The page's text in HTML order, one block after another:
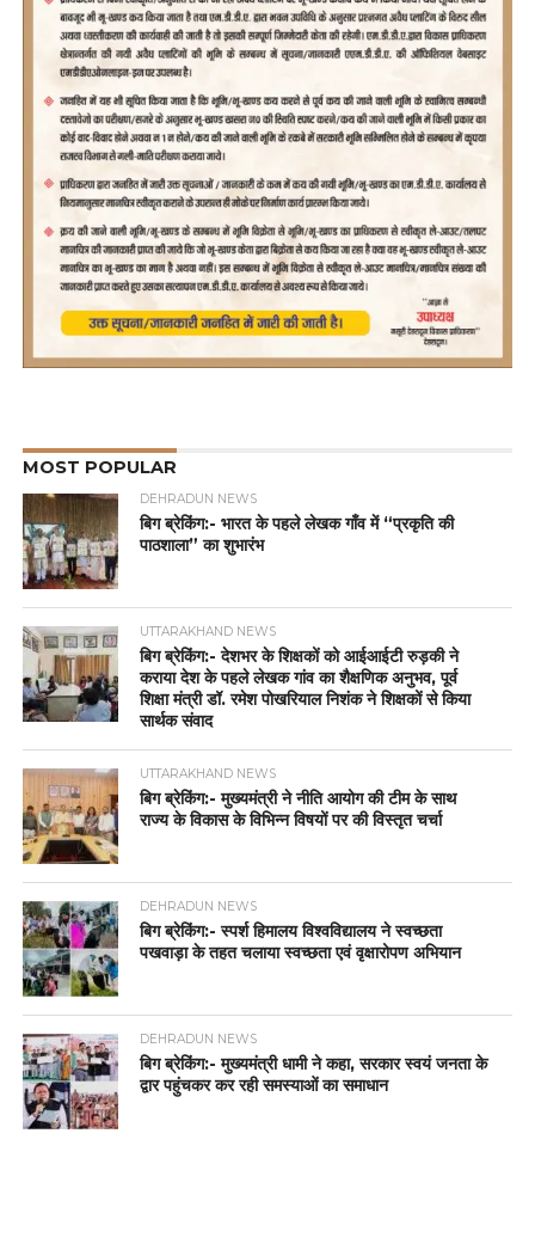
MOST POPULAR
DEHRADUN NEWS
बिग ब्रेकिंग:- भारत के पहले लेखक गाँव में “प्रकृति की
पाठशाला” का शुभारंभ
UTTARAKHAND NEWS
बिग ब्रेकिंग:- देशभर के शिक्षकों को आईआईटी रुड़की ने
कराया देश के पहले लेखक गांव का शैक्षणिक अनुभव, पूर्व
शिक्षा मंत्री डॉ. रमेश पोखरियाल निशंक ने शिक्षकों से किया
सार्थक संवाद
UTTARAKHAND NEWS
बिग ब्रेकिंग:- मुख्यमंत्री ने नीति आयोग की टीम के साथ
राज्य के विकास के विभिन्न विषयों पर की विस्तृत चर्चा
DEHRADUN NEWS
बिग ब्रेकिंग:- स्पर्श हिमालय विश्वविद्यालय ने स्वच्छता
पखवाड़ा के तहत चलाया स्वच्छता एवं वृक्षारोपण अभियान
DEHRADUN NEWS
बिग ब्रेकिंग:- मुख्यमंत्री धामी ने कहा, सरकार स्वयं जनता के
द्वार पहुंचकर कर रही समस्याओं का समाधान